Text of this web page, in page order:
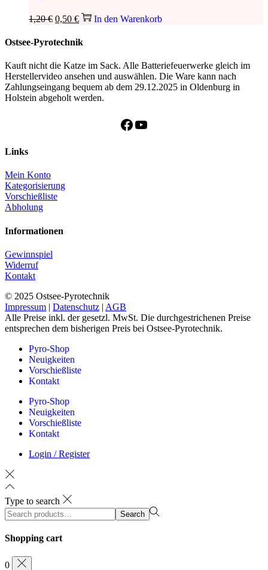
1,20€ Ursprünglicher
war:
1,20 €
0,50 €Aktueller
ist:
0,50 €.
In den Warenkorb
Ostsee-Pyrotechnik
Kauft nicht die Katze im Sack. Alle Batteriefeuerwerke gleich im
Herstellervideo ansehen und auswählen. Die Ware kann nach
Zahlungseingang bequem ab dem 29.12.2025 in Oldenburg in
Holstein abgeholt werden.
Facebook
YouTube
Links
Mein Konto
Kategorisierung
Vorschießliste
Abholung
Informationen
Gewinnspiel
Widerruf
Kontakt
© 2025 Ostsee-Pyrotechnik
Impressum | Datenschutz | AGB
Alle Preise inkl. der gesetzl. MwSt. Die durchgestrichenen Preise
entsprechen dem bisherigen Preis bei Ostsee-Pyrotechnik.
Pyro-Shop
Neuigkeiten
Vorschießliste
Kontakt
Pyro-Shop
Neuigkeiten
Vorschießliste
Kontakt
Login / Register
Type to search
Search
for:>
Search
Shopping cart
0